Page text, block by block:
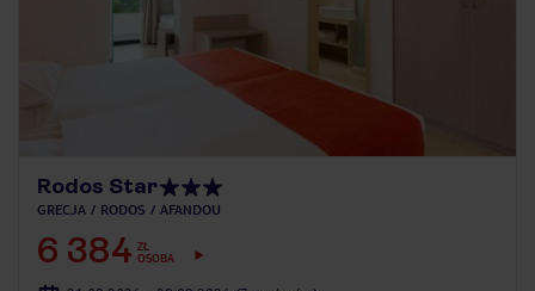
Rodos Star
GRECJA RODOS AFANDOU
6 384 ZŁ
OSOBA